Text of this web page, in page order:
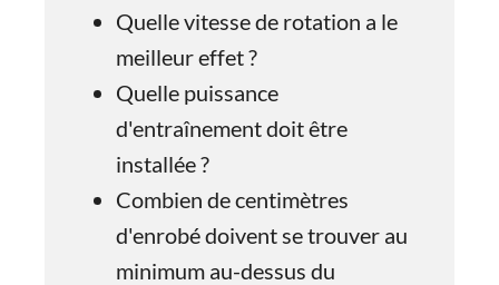
Quelle vitesse de rotation a le
meilleur effet ?
Quelle puissance
d'entraînement doit être
installée ?
Combien de centimètres
d'enrobé doivent se trouver au
minimum au-dessus du